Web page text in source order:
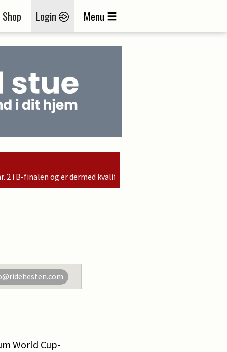
Shop Login Menu
kvalificeret til søndagens finale
World Cup-